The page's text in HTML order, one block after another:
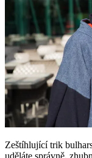
Zeštíhlující trik
uděláte správně,